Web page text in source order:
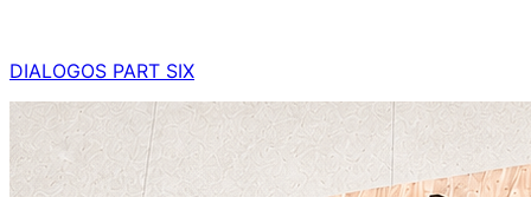
DIALOGOS PART SIX